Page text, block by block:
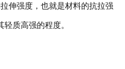
伸强度，也就是材料的抗拉强
质高强的程度。